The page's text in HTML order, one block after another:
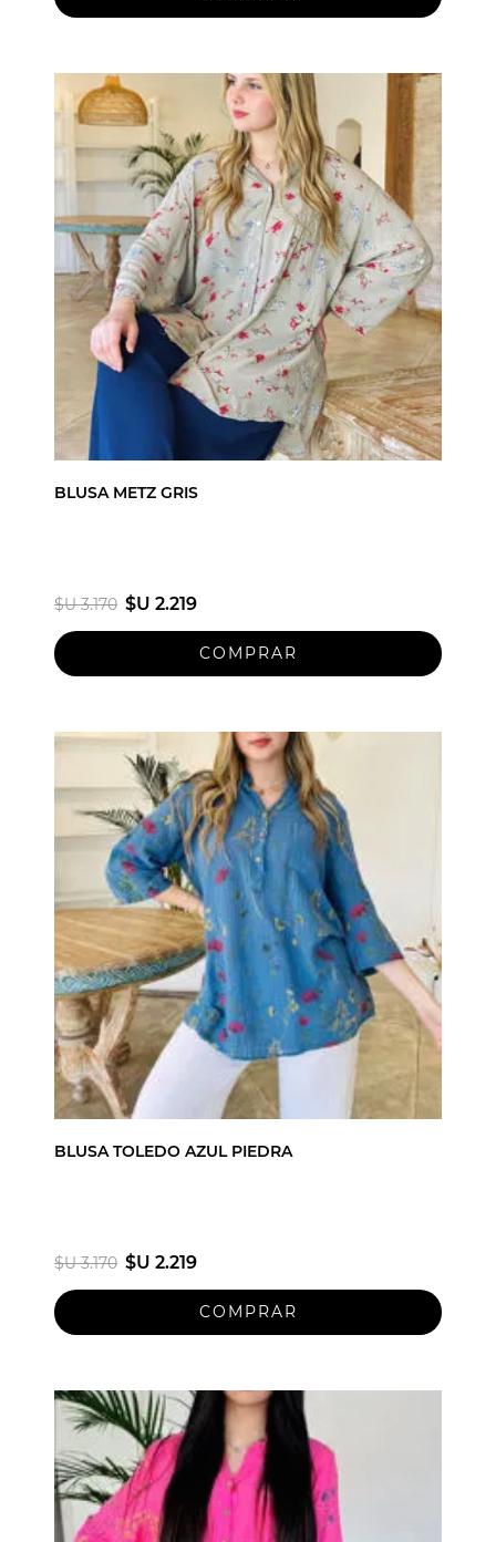
BLUSA METZ GRIS
$U 3.170 $U 2.219
BLUSA TOLEDO AZUL PIEDRA
$U 3.170 $U 2.219